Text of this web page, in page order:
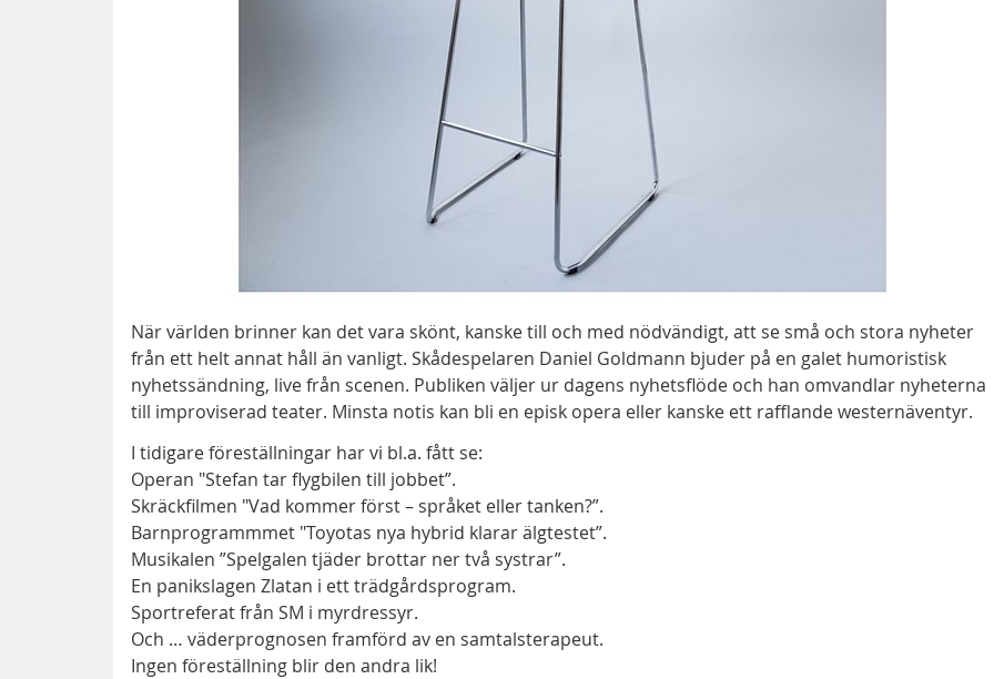
När världen brinner kan det vara skönt, kanske till och med nödvändigt, att se små och stora nyheter
från ett helt annat håll än vanligt. Skådespelaren Daniel Goldmann bjuder på en galet humoristisk
nyhetssändning, live från scenen. Publiken väljer ur dagens nyhetsflöde och han omvandlar nyheterna
till improviserad teater. Minsta notis kan bli en episk opera eller kanske ett rafflande westernäventyr.
I tidigare föreställningar har vi bl.a. fått se:
Operan "Stefan tar flygbilen till jobbet”.
Skräckfilmen "Vad kommer först – språket eller tanken?”.
Barnprogrammmet "Toyotas nya hybrid klarar älgtestet”.
Musikalen ”Spelgalen tjäder brottar ner två systrar”.
En panikslagen Zlatan i ett trädgårdsprogram.
Sportreferat från SM i myrdressyr.
Och … väderprognosen framförd av en samtalsterapeut.
Ingen föreställning blir den andra lik!